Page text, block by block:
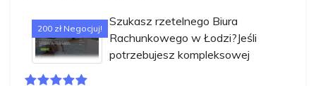
200 zł Negocjuj!
Szukasz rzetelnego Biura
Rachunkowego w Łodzi?Jeśli
potrzebujesz kompleksowej